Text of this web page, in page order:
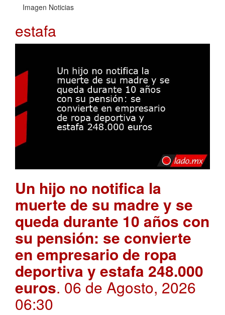
Imagen Noticias
estafa
Un hijo no notifica la
muerte de su madre y se
queda durante 10 años con
su pensión: se convierte
en empresario de ropa
deportiva y estafa 248.000
euros. 06 de Agosto, 2026
06:30